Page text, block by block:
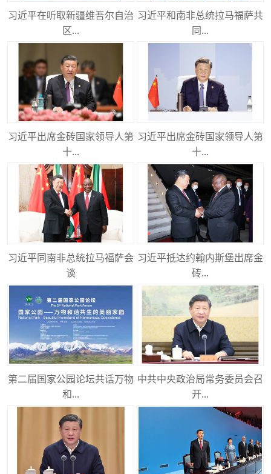
习近平在听取新疆维吾尔自治
区...
习近平和南非总统拉马福萨共
同...
习近平出席金砖国家领导人第
十...
习近平出席金砖国家领导人第
十...
习近平同南非总统拉马福萨会
谈
习近平抵达约翰内斯堡出席金
砖...
第二届国家公园论坛共话万物
和...
中共中央政治局常务委员会召
开...